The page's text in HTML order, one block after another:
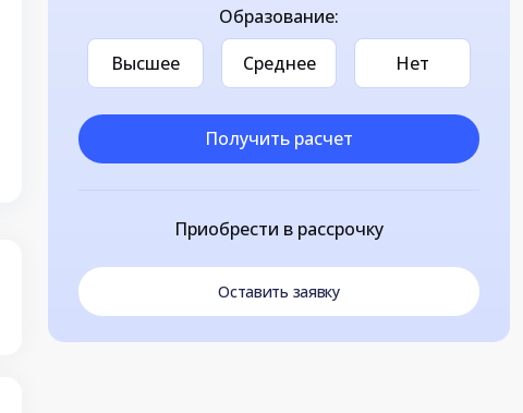
Образование:
Высшее
Среднее Нет
Получить расчет
Приобрести в рассрочку
Оставить заявку